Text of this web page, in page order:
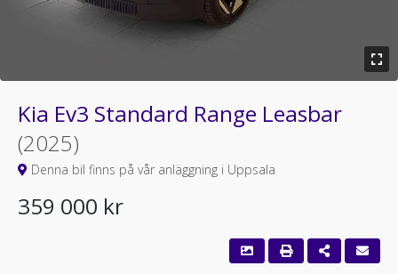
Kia Ev3 Standard Range Leasbar
(2025)
Denna bil finns på vår anläggning i Uppsala
359 000 kr